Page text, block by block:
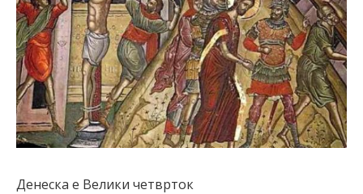
Денеска е Велики четврток